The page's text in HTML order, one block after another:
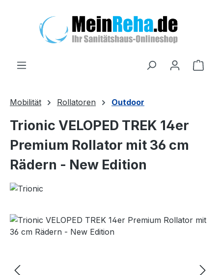
Mobilität Rollatoren Outdoor
Trionic VELOPED TREK 14er
Premium Rollator mit 36 cm
Rädern - New Edition
Bildergalerie überspringen